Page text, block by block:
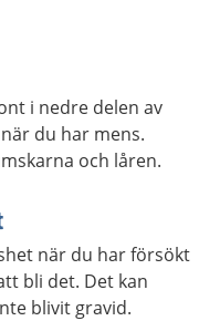
i nedre delen av
du har mens.
och låren.
när du har försökt
bli det. Det kan
blivit gravid.